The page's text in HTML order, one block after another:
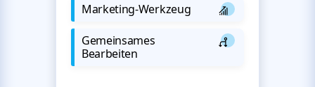
Marketing-Werkzeug
Gemeinsames
Bearbeiten